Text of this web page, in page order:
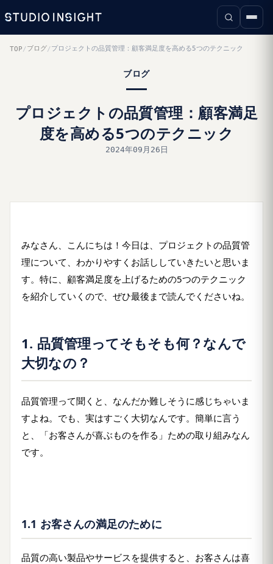
TOP /ブログ/プロジェクトの品質管理：顧客満足度を高める5つのテクニック
ブログ
プロジェクトの品質管理：顧客満足
度を高める5つのテクニック
2024年09月26日
みなさん、こんにちは！今日は、プロジェクトの品質管
理について、わかりやすくお話ししていきたいと思いま
す。特に、顧客満足度を上げるための5つのテクニック
を紹介していくので、ぜひ最後まで読んでくださいね。
1. 品質管理ってそもそも何？なんで
大切なの？
品質管理って聞くと、なんだか難しそうに感じちゃいま
すよね。でも、実はすごく大切なんです。簡単に言う
と、「お客さんが喜ぶものを作る」ための取り組みなん
です。
1.1 お客さんの満足のために
品質の高い製品やサービスを提供すると、お客さんは喜